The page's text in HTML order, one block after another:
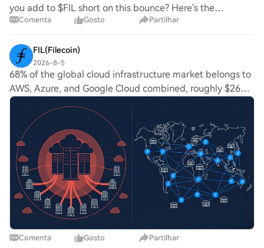
you add to $FIL short on this bounce? Here's the
technical case $FIL CONTINUATION — 📉 SHORT 📍 @
Trade Plan: 📉 Entry: 0.7167 – 0.7239 🛑 Stop: 0.
Comenta Gosto Partilhar
FIL(Filecoin)
2026-8-5
68% of the global cloud infrastructure market belongs to
AWS, Azure, and Google Cloud combined, roughly $268
billion in annualized revenue across just three companies,
per Synergy Research Group. File
Comenta Gosto Partilhar